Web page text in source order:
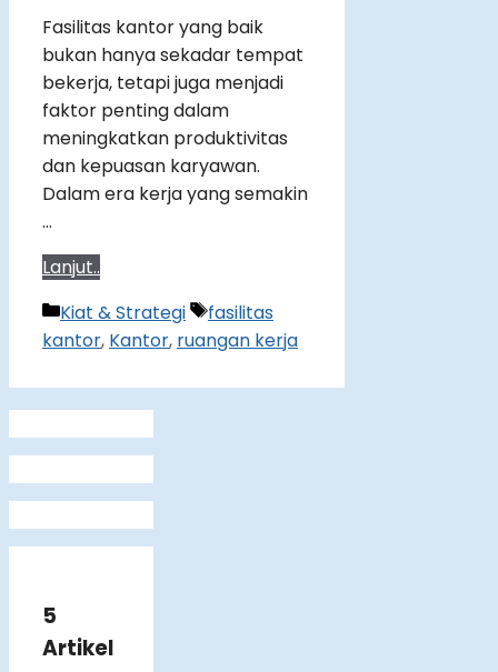
Fasilitas kantor yang baik
bukan hanya sekadar tempat
bekerja, tetapi juga menjadi
faktor penting dalam
meningkatkan produktivitas
dan kepuasan karyawan.
Dalam era kerja yang semakin
…
Lanjut..
Categories
Kiat & Strategi Tags
fasilitas
kantor, Kantor, ruangan kerja
5
Artikel